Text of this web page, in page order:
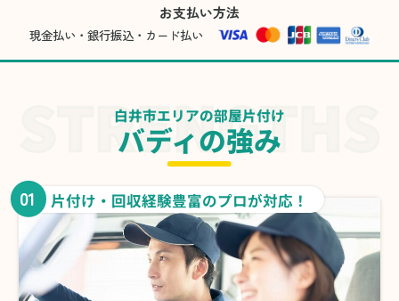
お支払い方法
現金払い・銀行振込・カード払い
白井市エリアの部屋片付け
バディの強み
01 片付け・回収経験豊富のプロが対応！